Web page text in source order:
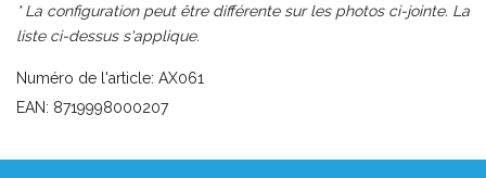
* La configuration peut être différente sur les photos ci-jointe. La
liste ci-dessus s'applique.
Numéro de l'article: AX061
EAN: 8719998000207